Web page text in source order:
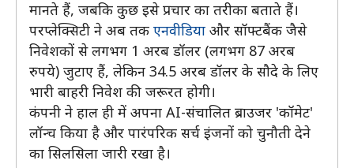
मानते हैं, जबकि कुछ इसे प्रचार का तरीका बताते हैं।
परप्लेक्सिटी ने अब तक एनवीडिया और सॉफ्टबैंक जैसे
निवेशकों से लगभग 1 अरब डॉलर (लगभग 87 अरब
रुपये) जुटाए हैं, लेकिन 34.5 अरब डॉलर के सौदे के लिए
भारी बाहरी निवेश की जरूरत होगी।
कंपनी ने हाल ही में अपना AI-संचालित ब्राउजर 'कॉमेट'
लॉन्च किया है और पारंपरिक सर्च इंजनों को चुनौती देने
का सिलसिला जारी रखा है।